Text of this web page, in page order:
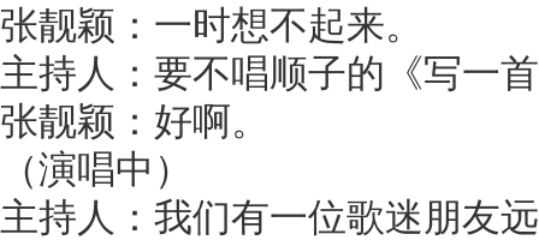
张靓颖：一时想不起来。
主持人：要不唱顺子的《写一
张靓颖：好啊。
（演唱中）
主持人：我们有一位歌迷朋友